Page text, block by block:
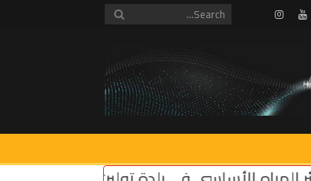
Youtube
Instagram